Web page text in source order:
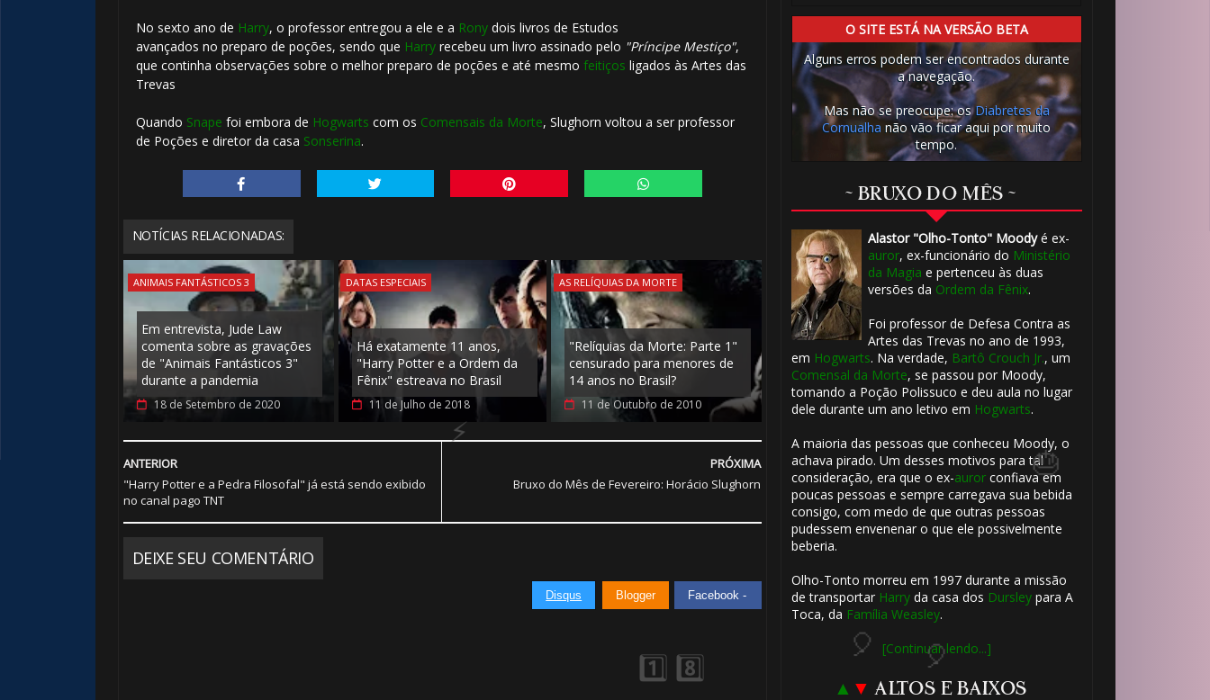
No sexto ano de Harry, o professor entregou a ele e a Ronydois livros de Estudos
avançados no preparo de poções, sendo que Harryrecebeu um livro assinado pelo "Príncipe Mestiço",
que continha observações sobre o melhor preparo de poções e até mesmo feitiços ligados às Artes das
Trevas
Quando Snape foi embora de Hogwarts com os Comensais da Morte, Slughorn voltou a ser professor
de Poções e diretor da casa Sonserina.
NOTÍCIAS RELACIONADAS:
ANIMAIS FANTÁSTICOS 3
Em entrevista, Jude Law
comenta sobre as gravações
de "Animais Fantásticos 3"
durante a pandemia
18 de Setembro de 2020
DATAS ESPECIAIS
Há exatamente 11 anos,
"Harry Potter e a Ordem da
Fênix" estreava no Brasil
11 de Julho de 2018
AS RELÍQUIAS DA MORTE
"Relíquias da Morte: Parte 1"
censurado para menores de
14 anos no Brasil?
11 de Outubro de 2010
PRÓXIMA
Bruxo do Mês de Fevereiro: Horácio Slughorn
ANTERIOR
"Harry Potter e a Pedra Filosofal" já está sendo exibido
no canal pago TNT
DEIXE SEU COMENTÁRIO
Disqus Blogger Facebook -
O SITE ESTÁ NA VERSÃO BETA
Alguns erros podem ser encontrados durante
a navegação.
Mas não se preocupe: osDiabretes da
Cornualha não vão ficar aqui por muito
tempo.
~ BRUXO DO MÊS ~
Alastor "Olho-Tonto" Moodyé ex-
auror, ex-funcionário do Ministério
da Magia e pertenceu às duas
versões da Ordem da Fênix.
Foi professor de Defesa Contra as
Artes das Trevas no ano de 1993,
em Hogwarts. Na verdade, Bartô Crouch Jr., um
Comensal da Morte, se passou por Moody,
tomando a Poção Polissuco e deu aula no lugar
dele durante um ano letivo em Hogwarts.
A maioria das pessoas que conheceu Moody, o
achava pirado. Um desses motivos para tal
consideração, era que o ex-aurorconfiava em
poucas pessoas e sempre carregava sua bebida
consigo, com medo de que outras pessoas
pudessem envenenar o que ele possivelmente
beberia.
Olho-Tonto morreu em 1997 durante a missão
de transportar Harryda casa dos Dursleypara A
Toca, da Família Weasley.
[Continuar lendo...]
▲ ▼ ALTOS E BAIXOS
1️⃣ 8️⃣
🎈
🎈
1️⃣ 8️⃣
🎂
🎈